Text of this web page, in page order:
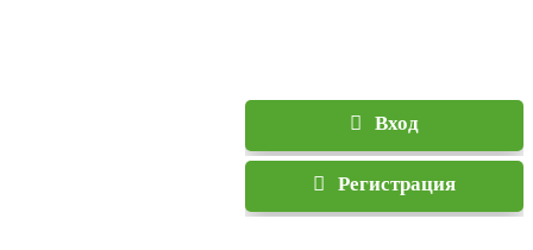
Вход
Регистрация